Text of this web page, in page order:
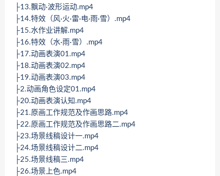
├13.飘动·波形运动.mp4
├14.特效（风·火·雷·电·雨·雪）.mp4
├15.水作业讲解.mp4
├16.特效（水·雨·雪）.mp4
├17.动画表演01.mp4
├18.动画表演02.mp4
├19.动画表演03.mp4
├2.动画角色设定01.mp4
├20.动画表演认知.mp4
├21.原画工作规范及作画思路.mp4
├22.原画工作规范及作画思路二.mp4
├23.场景线稿设计一.mp4
├24.场景线稿设计二.mp4
├25.场景线稿三.mp4
├26.场景上色.mp4